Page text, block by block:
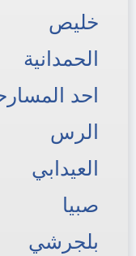
خليص
الحمدانية
احد المسارحة
الرس
العيدابي
صبيا
بلجرشي